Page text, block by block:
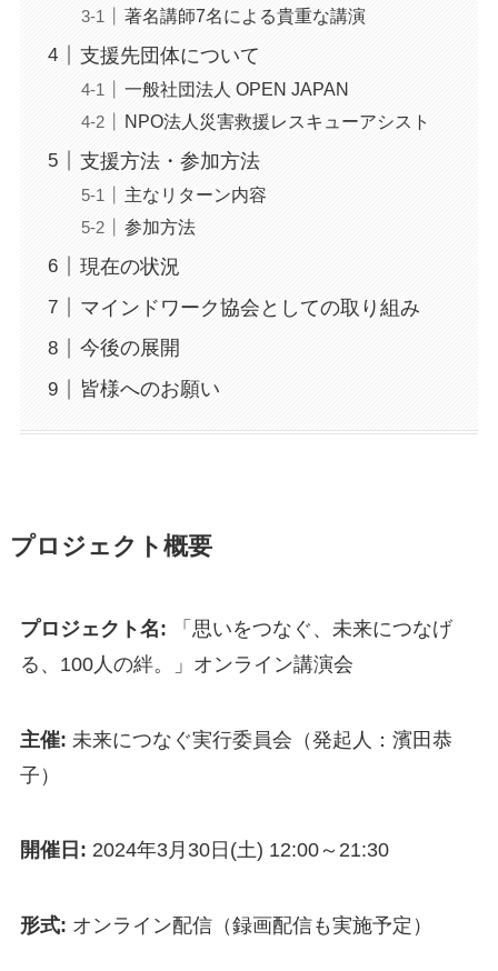
著名講師7名による貴重な講演
支援先団体について
一般社団法人 OPEN JAPAN
NPO法人災害救援レスキューアシスト
支援方法・参加方法
主なリターン内容
参加方法
現在の状況
マインドワーク協会としての取り組み
今後の展開
皆様へのお願い
プロジェクト概要
プロジェクト名: 「思いをつなぐ、未来につなげ
る、100人の絆。」オンライン講演会
主催: 未来につなぐ実行委員会（発起人：濱田恭
子）
開催日: 2024年3月30日(土) 12:00～21:30
形式: オンライン配信（録画配信も実施予定）